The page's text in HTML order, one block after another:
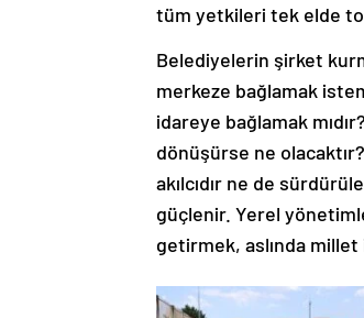
tüm yetkileri tek elde
Belediyelerin şirket
merkeze bağlamak
idareye bağlamak
dönüşürse ne
akılcıdır ne de
güçlenir. Yerel
getirmek, aslında